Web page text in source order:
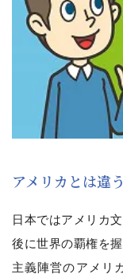
アメリカとは違
日本ではアメリカ
後に世界の覇権を
主義陣営のアメリ